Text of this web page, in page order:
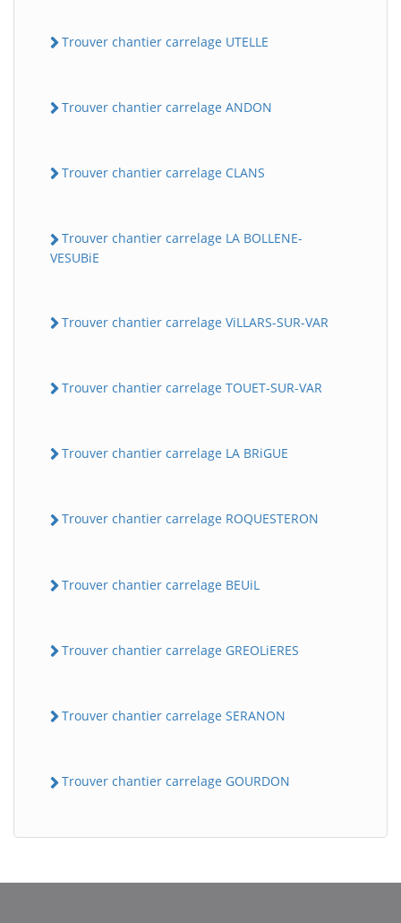
Trouver chantier carrelage UTELLE
Trouver chantier carrelage ANDON
Trouver chantier carrelage CLANS
Trouver chantier carrelage LA BOLLENE-
VESUBiE
Trouver chantier carrelage ViLLARS-SUR-VAR
Trouver chantier carrelage TOUET-SUR-VAR
Trouver chantier carrelage LA BRiGUE
Trouver chantier carrelage ROQUESTERON
Trouver chantier carrelage BEUiL
Trouver chantier carrelage GREOLiERES
Trouver chantier carrelage SERANON
Trouver chantier carrelage GOURDON
BatiWebPro